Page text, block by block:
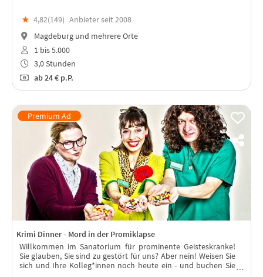
★ 4,82(149) Anbieter seit 2008
Magdeburg und mehrere Orte
1 bis 5.000
3,0 Stunden
ab24 € p.P.
Krimi Dinner - Mord in der Promiklapse
Willkommen im Sanatorium für prominente Geisteskranke!
Sie glauben, Sie sind zu gestört für uns? Aber nein! Weisen Sie
sich und Ihre Kolleg*innen noch heute ein - und buchen Sie